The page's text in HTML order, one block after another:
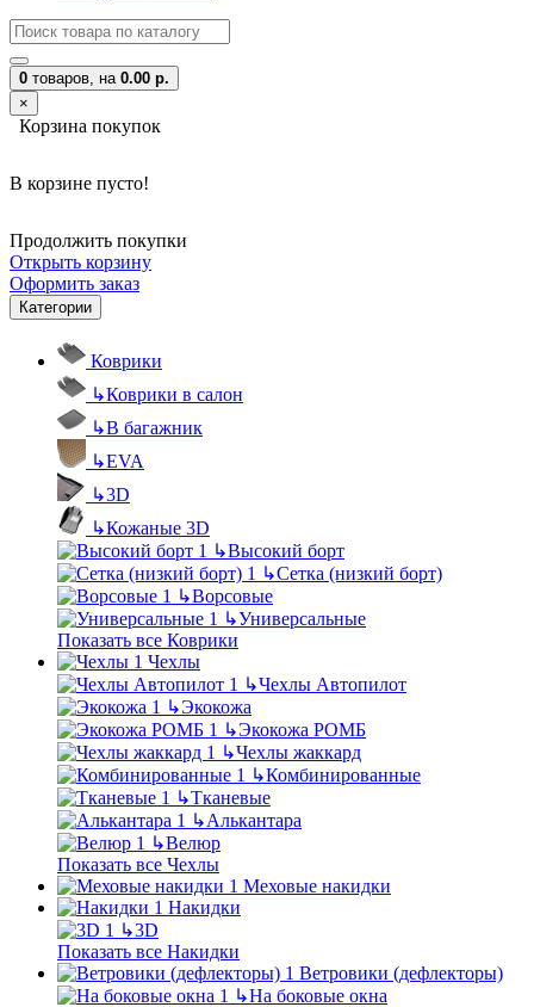
0 товаров, на 0.00 р.
×
Корзина покупок
В корзине пусто!
Продолжить покупки
Открыть корзину
Оформить заказ
Категории
Коврики
↳Коврики в салон
↳В багажник
↳EVA
↳3D
↳Кожаные 3D
↳Высокий борт
↳Сетка (низкий борт)
↳Ворсовые
↳Универсальные
Показать все Коврики
Чехлы
↳Чехлы Автопилот
↳Экокожа
↳Экокожа РОМБ
↳Чехлы жаккард
↳Комбинированные
↳Тканевые
↳Алькантара
↳Велюр
Показать все Чехлы
Меховые накидки
Накидки
↳3D
Показать все Накидки
Ветровики (дефлекторы)
↳На боковые окна